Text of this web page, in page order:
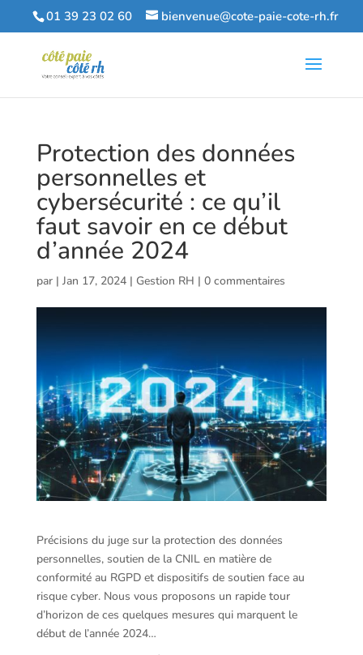
01 39 23 02 60 bienvenue@cote-paie-cote-rh.fr
Protection des données
personnelles et
cybersécurité : ce qu’il
faut savoir en ce début
d’année 2024
par | Jan 17, 2024| Gestion RH | 0 commentaires
Précisions du juge sur la protection des données
personnelles, soutien de la CNIL en matière de
conformité au RGPD et dispositifs de soutien face au
risque cyber. Nous vous proposons un rapide tour
d’horizon de ces quelques mesures qui marquent le
début de l’année 2024…